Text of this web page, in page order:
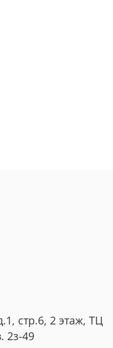
стр.6, 2 этаж, ТЦ
2з-49